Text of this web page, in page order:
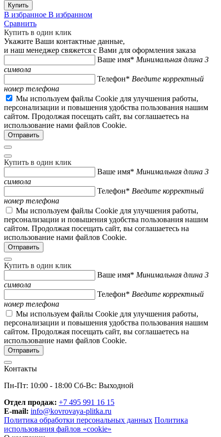
Купить
В избранное В избранном
Сравнить
Купить в один клик
Укажите Ваши контактные данные,
и наш менеджер свяжется с Вами для оформления заказа
Ваше имя* Минимальная длина 3
символа
Телефон* Введите корректный
номер телефона
Мы используем файлы Cookie для улучшения работы,
персонализации и повышения удобства пользования нашим
сайтом. Продолжая посещать сайт, вы соглашаетесь на
использование нами файлов Cookie.
Купить в один клик
Ваше имя* Минимальная длина 3
символа
Телефон* Введите корректный
номер телефона
Мы используем файлы Cookie для улучшения работы,
персонализации и повышения удобства пользования нашим
сайтом. Продолжая посещать сайт, вы соглашаетесь на
использование нами файлов Cookie.
Купить в один клик
Ваше имя* Минимальная длина 3
символа
Телефон* Введите корректный
номер телефона
Мы используем файлы Cookie для улучшения работы,
персонализации и повышения удобства пользования нашим
сайтом. Продолжая посещать сайт, вы соглашаетесь на
использование нами файлов Cookie.
Контакты
Пн-Пт: 10:00 - 18:00 Сб-Вс: Выходной
Отдел продаж: +7 495 991 16 15
E-mail: info@kovrovaya-plitka.ru
Политика обработки персональных данных Политика
использования файлов «cookie»